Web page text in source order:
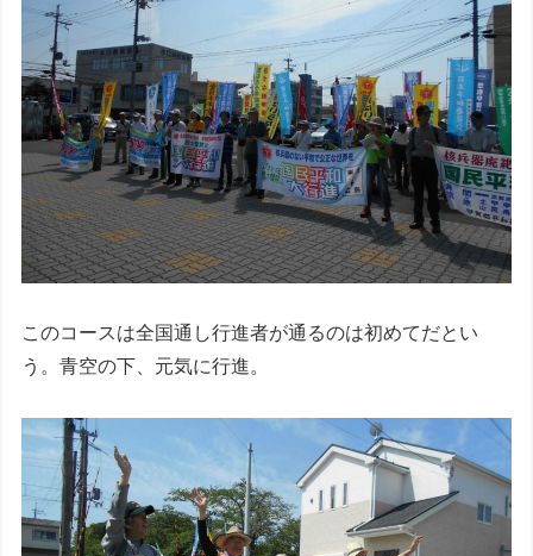
このコースは全国通し行進者が通るのは初めてだとい
う。青空の下、元気に行進。